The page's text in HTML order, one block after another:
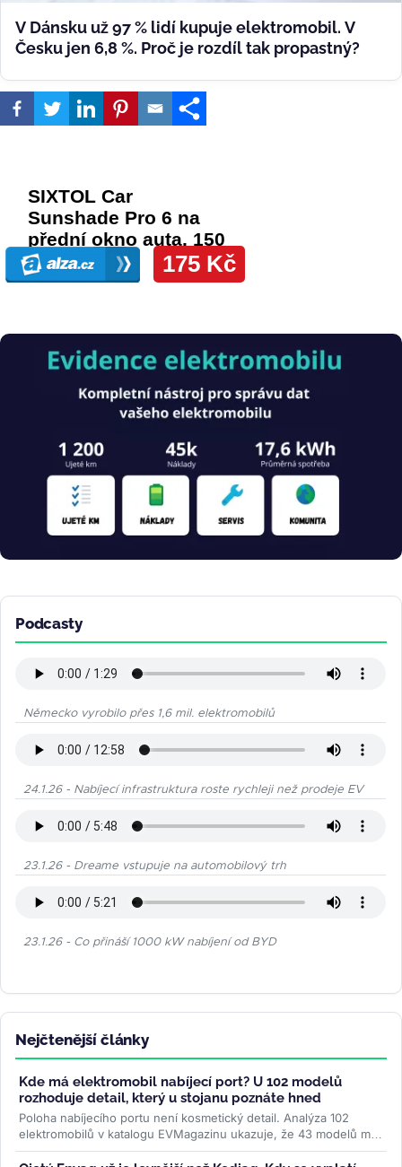
V Dánsku už 97 % lidí kupuje elektromobil. V
Česku jen 6,8 %. Proč je rozdíl tak propastný?
Obrázek
Podcasty
Německo vyrobilo přes 1,6 mil. elektromobilů
24.1.26 - Nabíjecí infrastruktura roste rychleji než prodeje EV
23.1.26 - Dreame vstupuje na automobilový trh
23.1.26 - Co přináší 1000 kW nabíjení od BYD
Nejčtenější články
Kde má elektromobil nabíjecí port? U 102 modelů
rozhoduje detail, který u stojanu poznáte hned
Poloha nabíjecího portu není kosmetický detail. Analýza 102
elektromobilů v katalogu EVMagazinu ukazuje, že 43 modelů má
konektor vpravo...>>